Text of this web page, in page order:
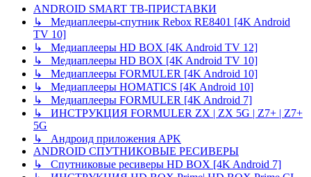
ANDROID SMART ТВ-ПРИСТАВКИ
↳ Медиаплееры-спутник Rebox RE8401 [4K Android
TV 10]
↳ Медиаплееры HD BOX [4K Android TV 12]
↳ Медиаплееры HD BOX [4K Android TV 10]
↳ Медиаплееры FORMULER [4K Android 10]
↳ Медиаплееры HOMATICS [4K Android 10]
↳ Медиаплееры FORMULER [4K Android 7]
↳ ИНСТРУКЦИЯ FORMULER ZX | ZX 5G | Z7+ | Z7+
5G
↳ Андроид приложения APK
ANDROID СПУТНИКОВЫЕ РЕСИВЕРЫ
↳ Спутниковые ресиверы HD BOX [4K Android 7]